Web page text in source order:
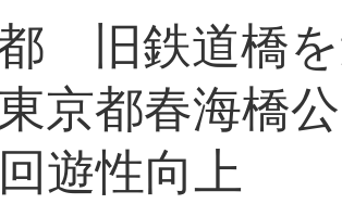
旧鉄道橋
京都春海橋
遊性向上